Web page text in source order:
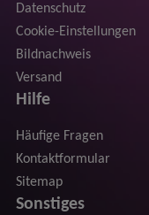
Datenschutz
Cookie-Einstellungen
Bildnachweis
Versand
Hilfe
Häufige Fragen
Kontaktformular
Sitemap
Sonstiges